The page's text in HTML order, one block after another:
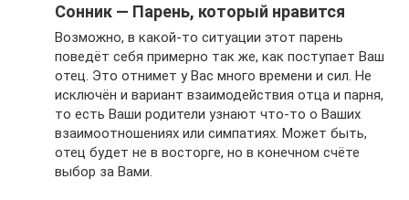
Сонник — Парень, который нравится
Возможно, в какой-то ситуации этот парень
поведёт себя примерно так же, как поступает Ваш
отец. Это отнимет у Вас много времени и сил. Не
исключён и вариант взаимодействия отца и парня,
то есть Ваши родители узнают что-то о Ваших
взаимоотношениях или симпатиях. Может быть,
отец будет не в восторге, но в конечном счёте
выбор за Вами.